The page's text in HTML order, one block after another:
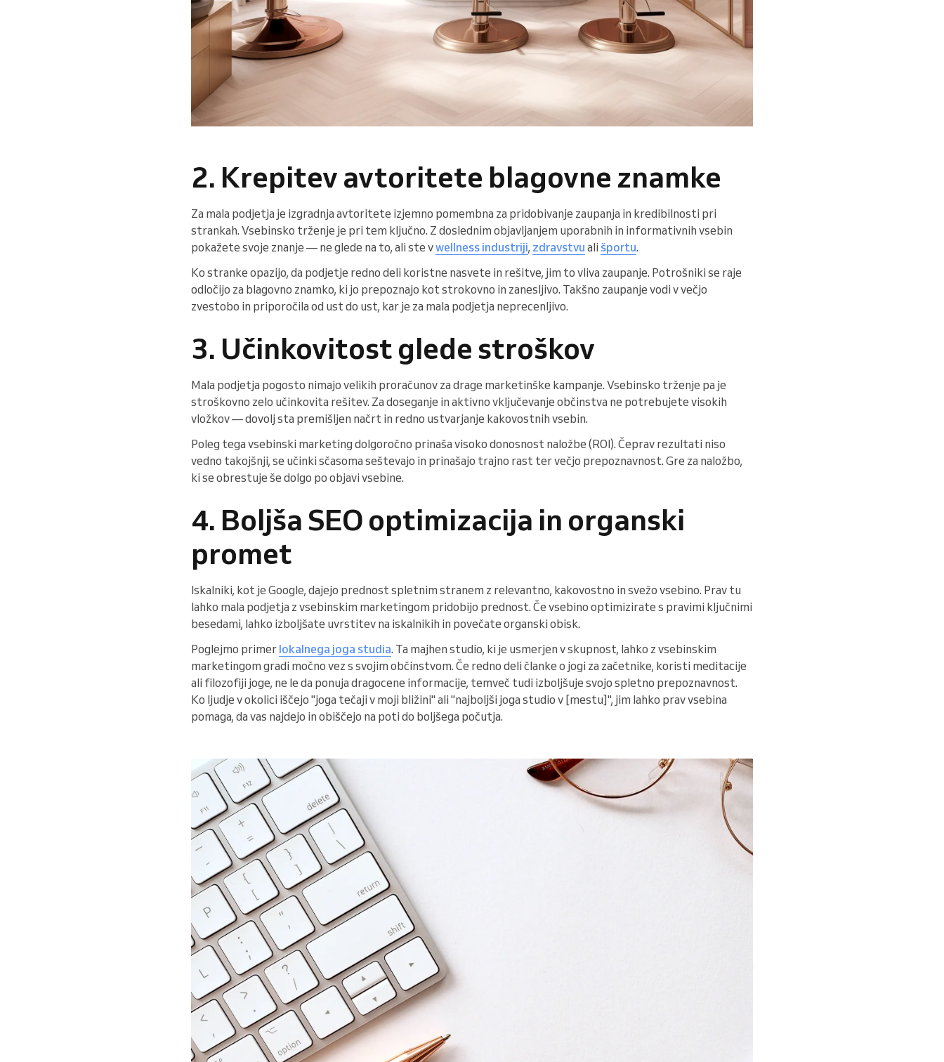
2. Krepitev avtoritete blagovne znamke
Za mala podjetja je izgradnja avtoritete izjemno pomembna za pridobivanje zaupanja in kredibilnosti pri
strankah. Vsebinsko trženje je pri tem ključno. Z doslednim objavljanjem uporabnih in informativnih vsebin
pokažete svoje znanje — ne glede na to, ali ste vwellness industriji, zdravstvu ali športu.
Ko stranke opazijo, da podjetje redno deli koristne nasvete in rešitve, jim to vliva zaupanje. Potrošniki se raje
odločijo za blagovno znamko, ki jo prepoznajo kot strokovno in zanesljivo. Takšno zaupanje vodi v večjo
zvestobo in priporočila od ust do ust, kar je za mala podjetja neprecenljivo.
3. Učinkovitost glede stroškov
Mala podjetja pogosto nimajo velikih proračunov za drage marketinške kampanje. Vsebinsko trženje pa je
stroškovno zelo učinkovita rešitev. Za doseganje in aktivno vključevanje občinstva ne potrebujete visokih
vložkov — dovolj sta premišljen načrt in redno ustvarjanje kakovostnih vsebin.
Poleg tega vsebinski marketing dolgoročno prinaša visoko donosnost naložbe (ROI). Čeprav rezultati niso
vedno takojšnji, se učinki sčasoma seštevajo in prinašajo trajno rast ter večjo prepoznavnost. Gre za naložbo,
ki se obrestuje še dolgo po objavi vsebine.
4. Boljša SEO optimizacija in organski
promet
Iskalniki, kot je Google, dajejo prednost spletnim stranem z relevantno, kakovostno in svežo vsebino. Prav tu
lahko mala podjetja z vsebinskim marketingom pridobijo prednost. Če vsebino optimizirate s pravimi ključnimi
besedami, lahko izboljšate uvrstitev na iskalnikih in povečate organski obisk.
Poglejmo primer lokalnega joga studia. Ta majhen studio, ki je usmerjen v skupnost, lahko z vsebinskim
marketingom gradi močno vez s svojim občinstvom. Če redno deli članke o jogi za začetnike, koristi meditacije
ali filozofiji joge, ne le da ponuja dragocene informacije, temveč tudi izboljšuje svojo spletno prepoznavnost.
Ko ljudje v okolici iščejo "joga tečaji v moji bližini" ali "najboljši joga studio v [mestu]", jim lahko prav vsebina
pomaga, da vas najdejo in obiščejo na poti do boljšega počutja.